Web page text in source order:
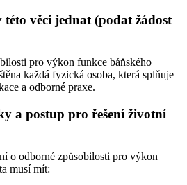
věci jednat (podat žádost
pro výkon funkce báňského
každá fyzická osoba, která splňuje
a odborné praxe.
a postup pro řešení životní
o odborné způsobilosti pro výkon
musí mít: